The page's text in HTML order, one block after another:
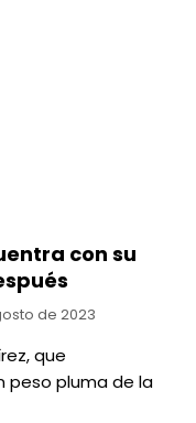
con su
de 2023
que
peso pluma de la